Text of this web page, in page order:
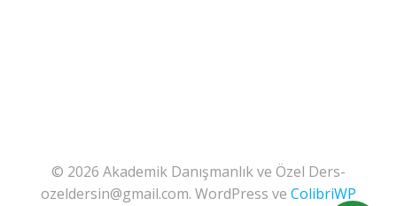
© 2026 Akademik Danışmanlık ve Özel Ders-
ozeldersin@gmail.com. WordPress ve ColibriWP